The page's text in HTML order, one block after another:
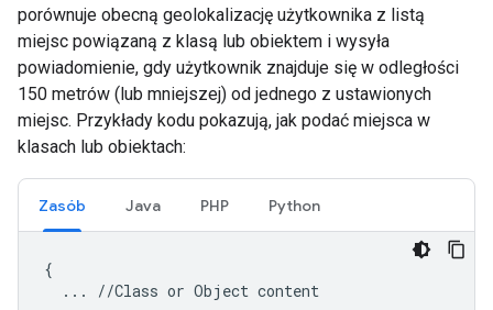
porównuje obecną geolokalizację użytkownika z listą
miejsc powiązaną z klasą lub obiektem i wysyła
powiadomienie, gdy użytkownik znajduje się w odległości
150 metrów (lub mniejszej) od jednego z ustawionych
miejsc. Przykłady kodu pokazują, jak podać miejsca w
klasach lub obiektach:
Zasób Java PHP Python
{
  ... //Class or Object content